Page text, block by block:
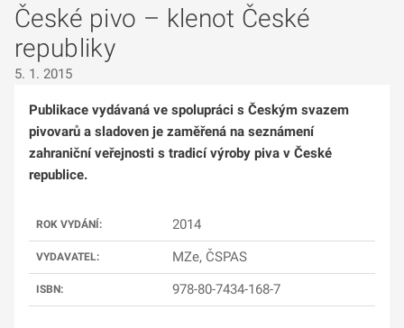
České pivo – klenot České
republiky
5. 1. 2015
Publikace vydávaná ve spolupráci s Českým svazem
pivovarů a sladoven je zaměřená na seznámení
zahraniční veřejnosti s tradicí výroby piva v České
republice.
ROK VYDÁNÍ: 2014
VYDAVATEL: MZe, ČSPAS
ISBN: 978-80-7434-168-7